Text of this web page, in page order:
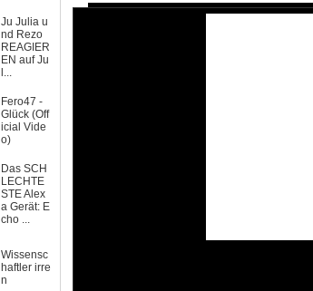
Ju Julia u
nd Rezo
REAGIER
EN auf Ju
l...
Fero47 -
Glück (Off
icial Vide
o)
Das SCH
LECHTE
STE Alex
a Gerät: E
cho ...
Wissensc
haftler irre
n